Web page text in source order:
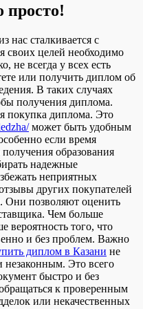
сталкивается с
своих целей необходимо
не всегда у всех есть
или получить диплом об
В таких случаях
получения диплома.
покупка диплома. Это
может быть удобным
если время
образования
надежные
неприятных
других покупателей
Они позволяют оценить
Чем больше
вероятность того, что
и без проблем. Важно
диплом в Казани не
незаконным. Это всего
быстро и без
к проверенным
или некачественных